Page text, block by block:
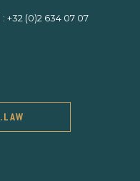
: +32 (0)2 634 07 07